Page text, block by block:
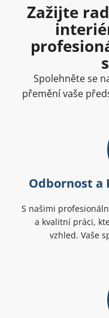
Zažijte
Spolehněte se
přemění vaše
Odbornost a
S našimi
a kvalitní práci,
vzhled. Vaše